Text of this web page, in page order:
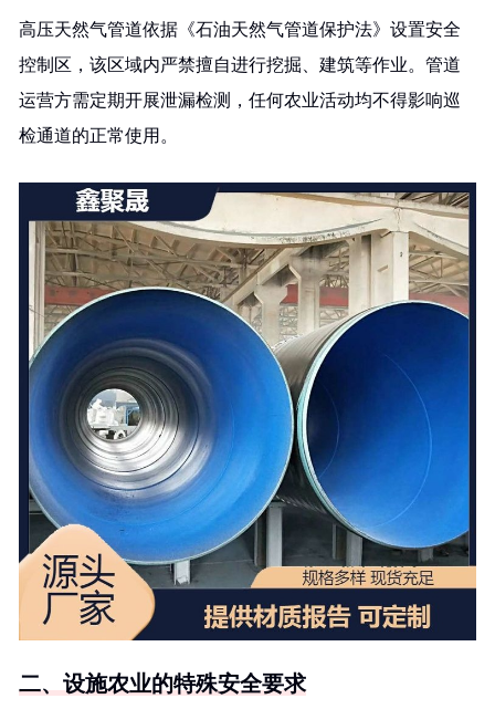
高压天然气管道依据《石油天然气管道保护法》设置安全
控制区，该区域内严禁擅自进行挖掘、建筑等作业。管道
运营方需定期开展泄漏检测，任何农业活动均不得影响巡
检通道的正常使用。
二、设施农业的特殊安全要求